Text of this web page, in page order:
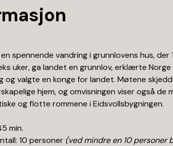
spennende vandring i grunnlovens hus, der
uker, ga landet en grunnlov, erklærte Norge
og valgte en konge for landet. Møtene
hjem, og omvisningen viser også de
og flotte rommene i Eidsvollsbygningen.
min.
10 personer (ved mindre en 10 personer